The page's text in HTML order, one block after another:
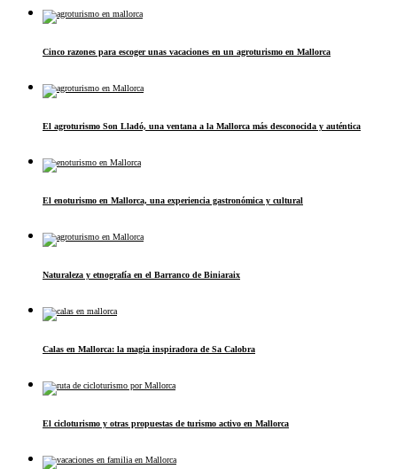
Cinco razones para escoger unas vacaciones en un agroturismo en Mallorca
El agroturismo Son Lladó, una ventana a la Mallorca más desconocida y auténtica
El enoturismo en Mallorca, una experiencia gastronómica y cultural
Naturaleza y etnografía en el Barranco de Biniaraix
Calas en Mallorca: la magia inspiradora de Sa Calobra
El cicloturismo y otras propuestas de turismo activo en Mallorca